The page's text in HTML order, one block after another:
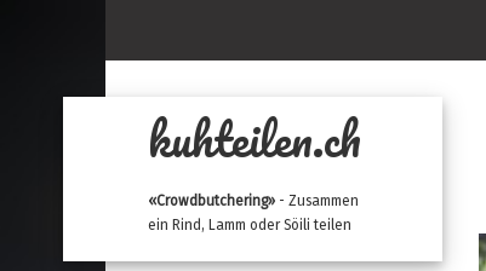
kuhteilen.ch
«Crowdbutchering» - Zusammen
ein Rind, Lamm oder Söili teilen